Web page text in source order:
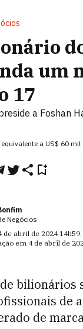
um
17
a Foshan
a US$ 60
Negócios
de abril de 2024 14h59.
em 4 de abril de
bilionários
de
de